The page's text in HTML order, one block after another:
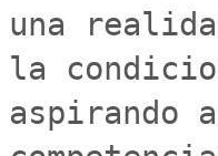
una
la
aspirando